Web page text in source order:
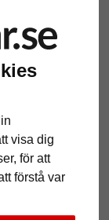
visa dig
för att
förstå var